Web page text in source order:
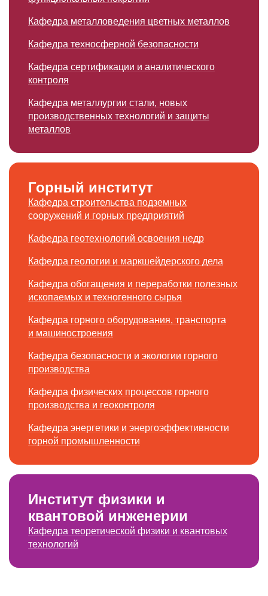
Кафедра металловедения цветных металлов
Кафедра техносферной безопасности
Кафедра сертификации и аналитичес­кого
контроля
Кафедра металлургии стали, новых
производст­венных технологий и защиты
металлов
Горный институт
Кафедра строительства подземных
сооружений и горных предприятий
Кафедра геотехнологий освоения недр
Кафедра геологии и маркшейдер­ского дела
Кафедра обогащения и переработки полезных
ископаемых и техногенного сырья
Кафедра горного оборудования, транспорта
и машино­строения
Кафедра безопасности и экологии горного
производства
Кафедра физических процессов горного
производства и геоконтроля
Кафедра энергетики и энергоэффек­тивности
горной промышленности
Институт физики и
квантовой инженерии
Кафедра теоретической физики и квантовых
технологий